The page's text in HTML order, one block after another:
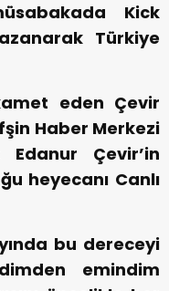
Kick
Türkiye
eden Çevir
Haber Merkezi
Edanur Çevir’in
heyecanı Canlı
bu dereceyi
emindim